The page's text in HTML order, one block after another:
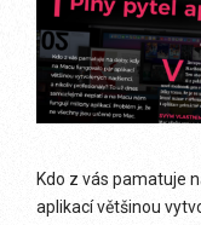
Kdo z vás pamatuje
aplikací většinou